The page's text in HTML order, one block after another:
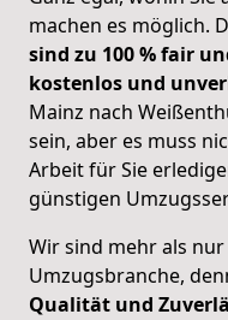
machen es möglich.
sind zu 100 % fair
kostenlos und
Mainz nach
sein, aber es muss
Arbeit für Sie
günstigen
Wir sind mehr als
Umzugsbranche,
Qualität und